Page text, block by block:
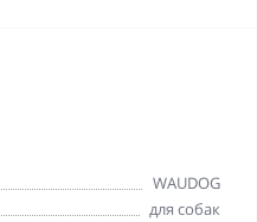
WAUDOG
для собак